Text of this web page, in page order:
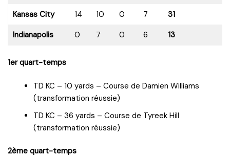
Kansas City
14 10 0 7
31
Indianapolis
0 7 0 6 13
1er quart-temps
TD KC – 10 yards – Course de Damien Williams
(transformation réussie)
TD KC – 36 yards – Course de Tyreek Hill
(transformation réussie)
2ème quart-temps